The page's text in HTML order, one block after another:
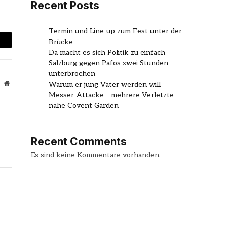
Website
Recent Posts
Termin und Line-up zum Fest unter der
Brücke
Da macht es sich Politik zu einfach
Salzburg gegen Pafos zwei Stunden
unterbrochen
Warum er jung Vater werden will
Messer-Attacke – mehrere Verletzte
nahe Covent Garden
Recent Comments
Es sind keine Kommentare vorhanden.